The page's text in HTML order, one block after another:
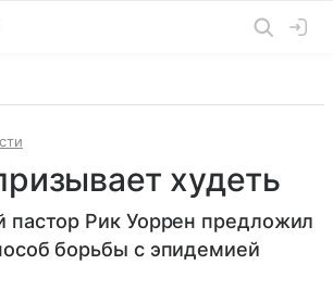
худеть
пастор Рик Уоррен предложил
борьбы с эпидемией